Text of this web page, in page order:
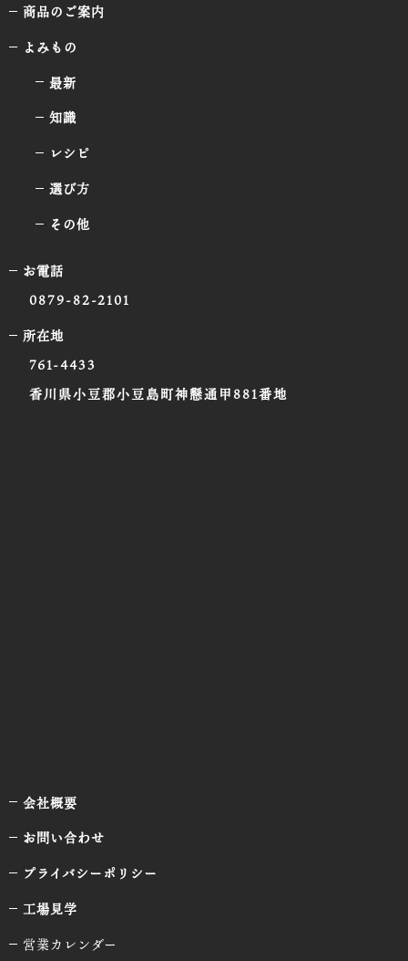
商品のご案内
よみもの
最新
知識
レシピ
選び方
その他
お電話
0879-82-2101
所在地
761-4433
香川県小豆郡小豆島町神懸通甲881番地
会社概要
お問い合わせ
プライバシーポリシー
工場見学
営業カレンダー